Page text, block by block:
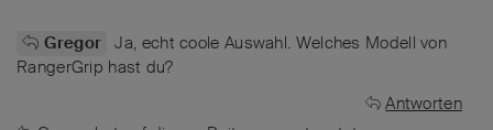
Gregor Ja, echt coole Auswahl. Welches Modell von
RangerGrip hast du?
Antworten